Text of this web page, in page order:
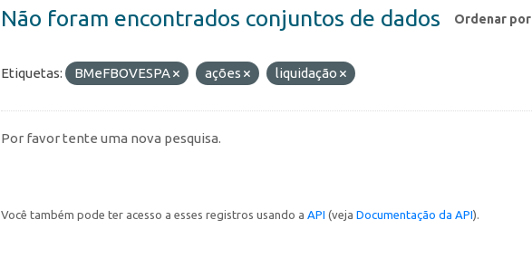
Ordenar por
Não foram encontrados conjuntos de dados
Etiquetas: BMeFBOVESPA ações liquidação
Por favor tente uma nova pesquisa.
Você também pode ter acesso a esses registros usando a API (veja Documentação da API).